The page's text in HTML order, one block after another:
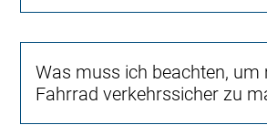
Was muss ich beachten, um
Fahrrad verkehrssicher zu